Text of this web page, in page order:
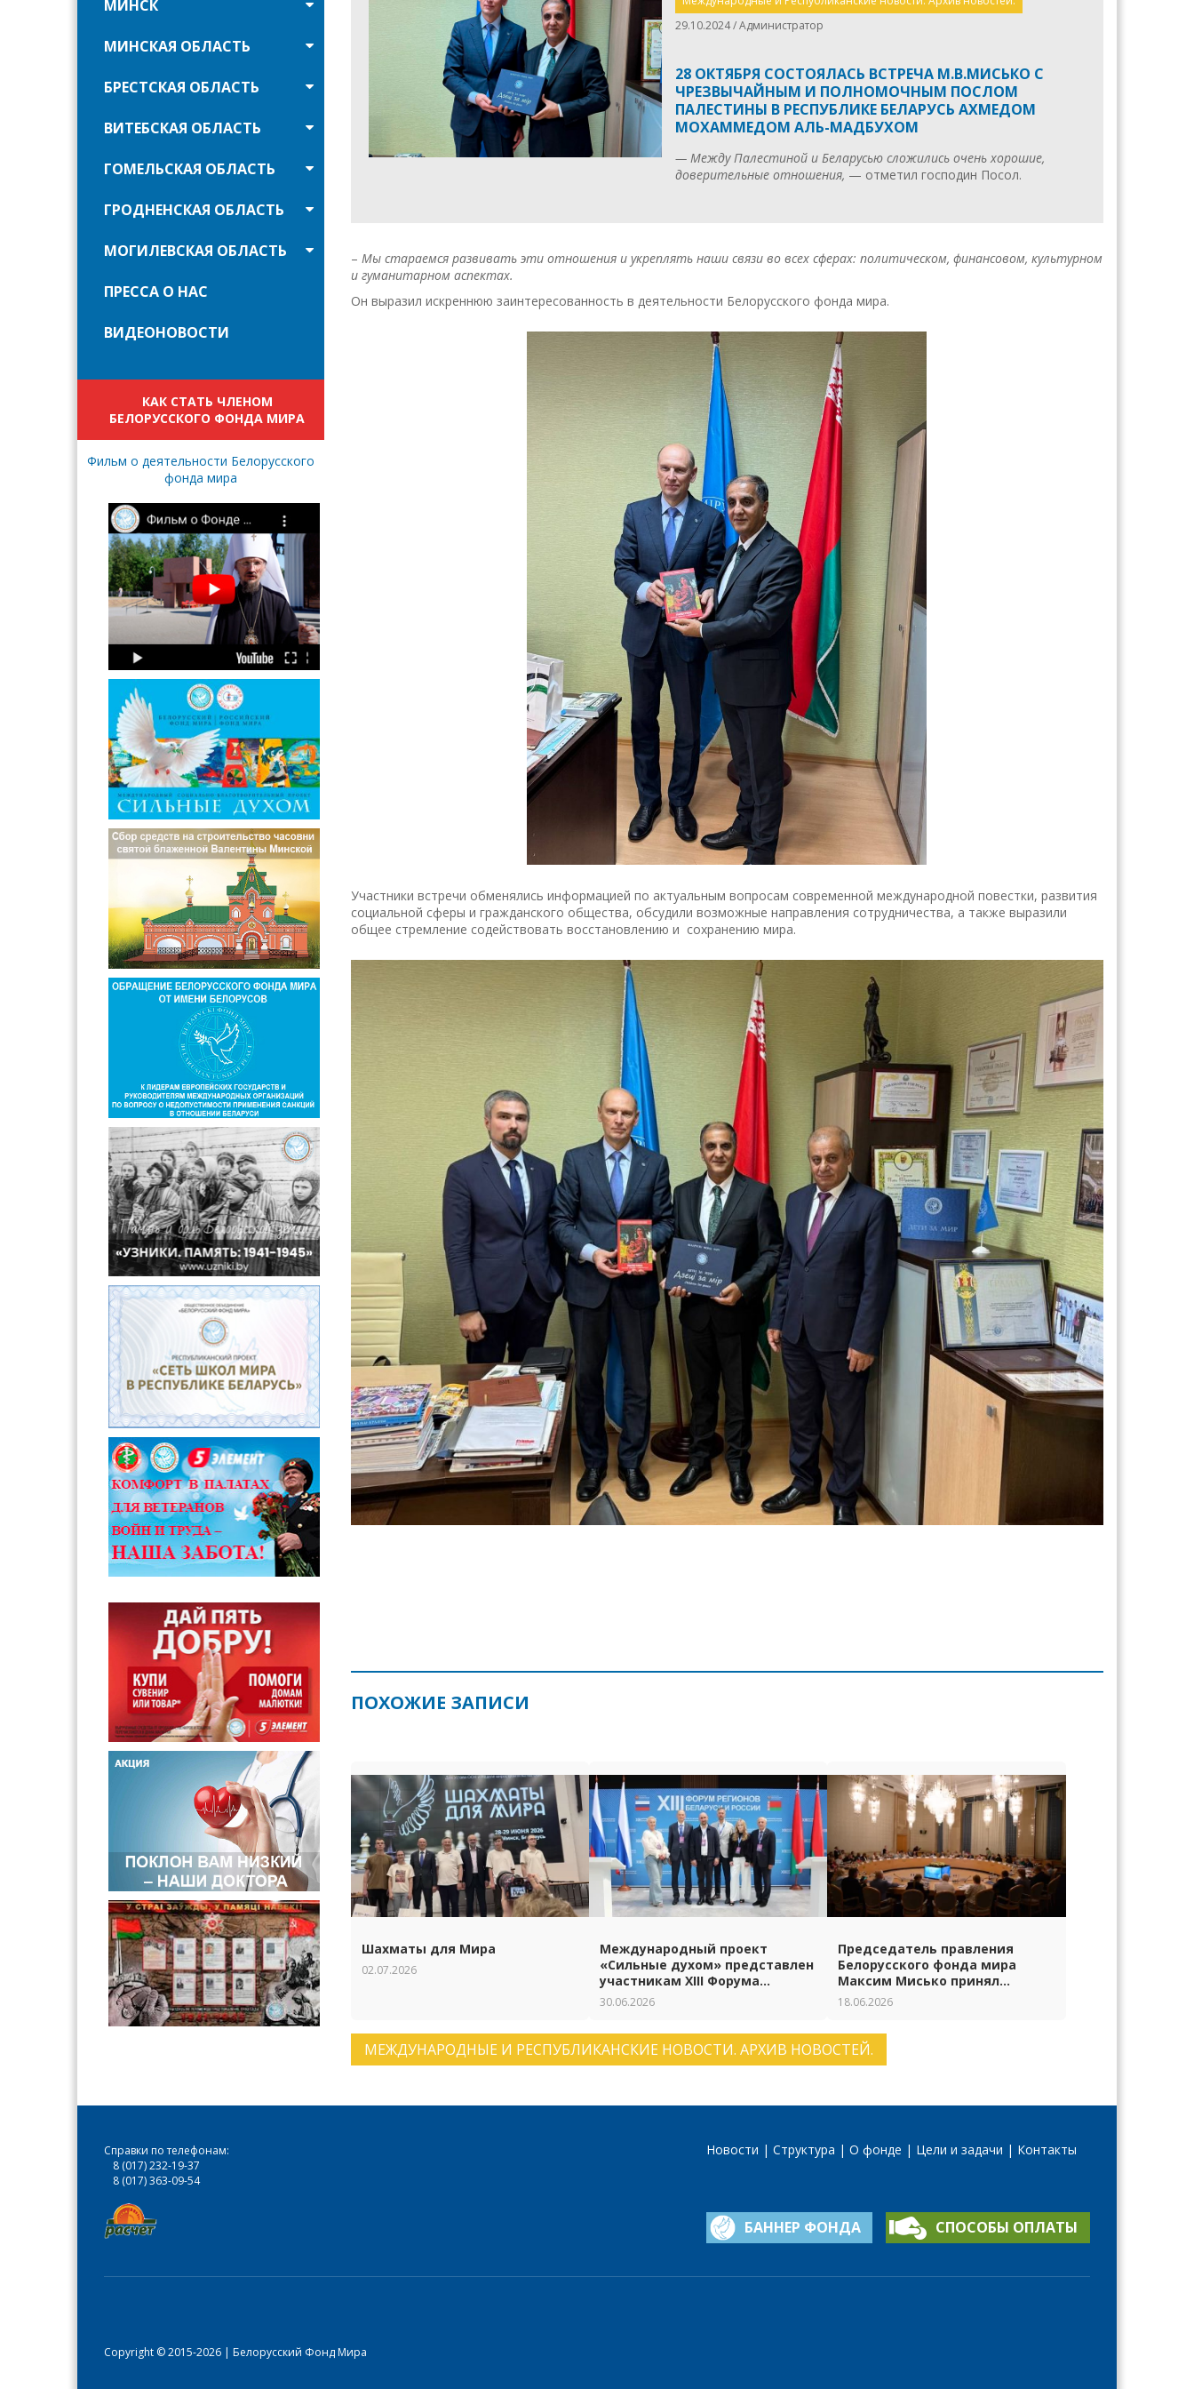
МИНСК
МИНСКАЯ ОБЛАСТЬ
БРЕСТСКАЯ ОБЛАСТЬ
ВИТЕБСКАЯ ОБЛАСТЬ
ГОМЕЛЬСКАЯ ОБЛАСТЬ
ГРОДНЕНСКАЯ ОБЛАСТЬ
МОГИЛЕВСКАЯ ОБЛАСТЬ
ПРЕССА О НАС
ВИДЕОНОВОСТИ
КАК СТАТЬ ЧЛЕНОМ
БЕЛОРУССКОГО ФОНДА МИРА
Фильм о деятельности Белорусского
фонда мира
29.10.2024 / Администратор
28 ОКТЯБРЯ СОСТОЯЛАСЬ ВСТРЕЧА М.В.МИСЬКО С
ЧРЕЗВЫЧАЙНЫМ И ПОЛНОМОЧНЫМ ПОСЛОМ
ПАЛЕСТИНЫ В РЕСПУБЛИКЕ БЕЛАРУСЬ АХМЕДОМ
МОХАММЕДОМ АЛЬ-МАДБУХОМ
— Между Палестиной и Беларусью сложились очень хорошие,
доверительные отношения, — отметил господин Посол.
– Мы стараемся развивать эти отношения и укреплять наши связи во всех сферах: политическом, финансовом, культурном
и гуманитарном аспектах.
Он выразил искреннюю заинтересованность в деятельности Белорусского фонда мира.
Участники встречи обменялись информацией по актуальным вопросам современной международной повестки, развития
социальной сферы и гражданского общества, обсудили возможные направления сотрудничества, а также выразили
общее стремление содействовать восстановлению и сохранению мира.
ПОХОЖИЕ ЗАПИСИ
Шахматы для Мира
02.07.2026
Международный проект
«Сильные духом» представлен
участникам XIII Форума
регионов Беларуси и России
30.06.2026
Председатель правления
Белорусского фонда мира
Максим Мисько принял
участие в торжествах по
18.06.2026
МЕЖДУНАРОДНЫЕ И РЕСПУБЛИКАНСКИЕ НОВОСТИ. АРХИВ НОВОСТЕЙ.
Новости Структура О фонде Цели и задачи Контакты
СПОСОБЫ ОПЛАТЫ
БАННЕР ФОНДА
Справки по телефонам:
8 (017) 232-19-37
8 (017) 363-09-54
Copyright © 2015-2026 | Белорусский Фонд Мира